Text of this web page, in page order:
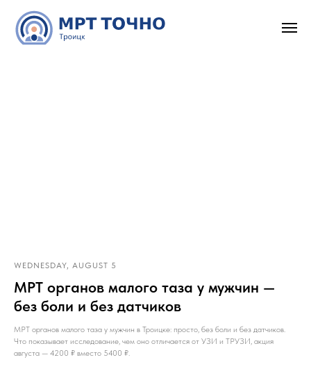
WEDNESDAY, AUGUST 5
МРТ органов малого таза у мужчин —
без боли и без датчиков
МРТ органов малого таза у мужчин в Троицке: просто, без боли и без датчиков.
Что показывает исследование, чем оно отличается от УЗИ и ТРУЗИ, акция
августа — 4200 ₽ вместо 5400 ₽.